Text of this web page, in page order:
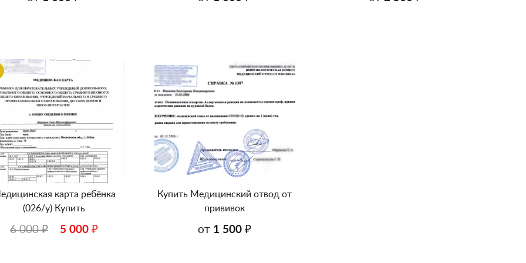
карта ребёнка
(026/у) Купить
6 000 ₽ 5 000 ₽
Купить Медицинский отвод от
прививок
от 1 500 ₽